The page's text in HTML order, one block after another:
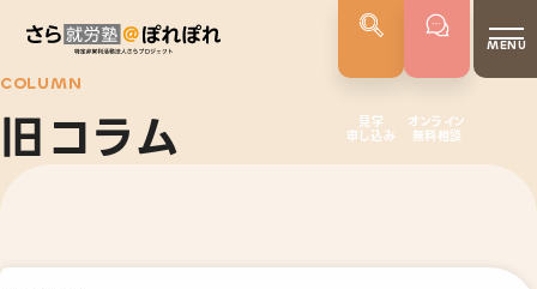
MENU
さらぽれについて
見学
申し込み
オンライン
無料相談
COLUMN
旧コラム